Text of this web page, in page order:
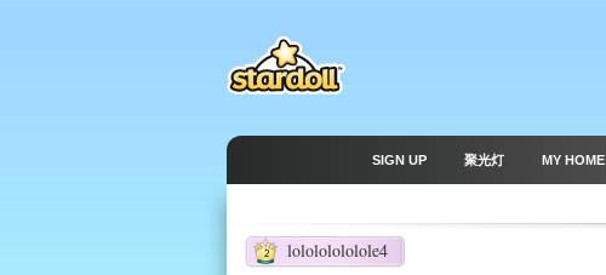
SIGN UP 聚光灯 MY HOME
lolololololole4
2